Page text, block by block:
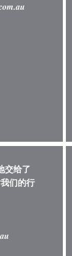
交给了
们的行